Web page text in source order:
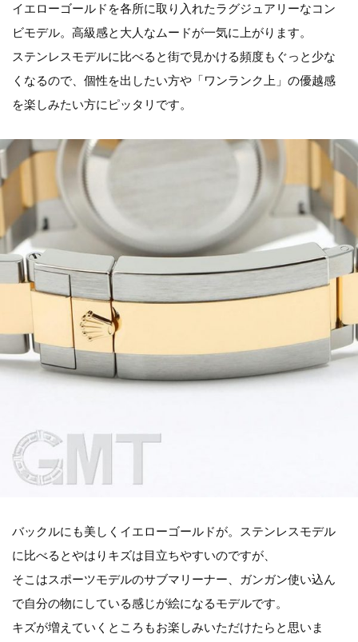
イエローゴールドを各所に取り入れたラグジュアリーなコン
ビモデル。高級感と大人なムードが一気に上がります。
ステンレスモデルに比べると街で見かける頻度もぐっと少な
くなるので、個性を出したい方や「ワンランク上」の優越感
を楽しみたい方にピッタリです。
バックルにも美しくイエローゴールドが。ステンレスモデル
に比べるとやはりキズは目立ちやすいのですが、
そこはスポーツモデルのサブマリーナー、ガンガン使い込ん
で自分の物にしている感じが絵になるモデルです。
キズが増えていくところもお楽しみいただけたらと思いま